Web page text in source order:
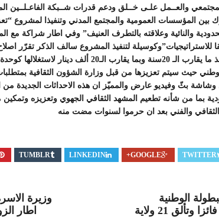
والعــمل علـى خــلق ودعم قدرات شــبكة الفاعـلــين
بين المؤسسات العمومية والمجتمع المدني وتنفيذا لمشروع
والنائية وعلاقته بالتطرف العنيف” وفي اطار شراكة مع
للاستراتيجيات”وكوسيلة لتنفيذ المشروع سالف الذكر تقرّر اصلاح
للمندوبية والمعطبة منذ ما يقارب الـ 20سنة وبما
حيث سيتم تعزيزها من قبل وزارة الشؤون الثقافية
بثّ وفيديو عارض والمميّز ان هذه الاحداثات الجديدة
بما من شأنه تطعيم المشهد الثقافي الجهوي وتعزيزه
الثقافي والفني بعد ان حرموا لسنوات مضت منه
TWITTER
GOOGLE+
LINKEDIN
TUMBLR
اطار
الوطنية
المسرح
الخليفي: مهم جدا أن يتواصل
الحسين بوزيان للمسرح
أو بدونه